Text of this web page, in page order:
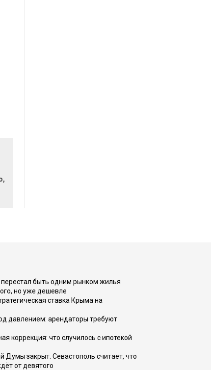
перестал быть одним рынком жилья
но уже дешевле
ставка Крыма на
давлением: арендаторы требуют
коррекция: что случилось с ипотекой
Думы закрыт. Севастополь считает, что
от девятого